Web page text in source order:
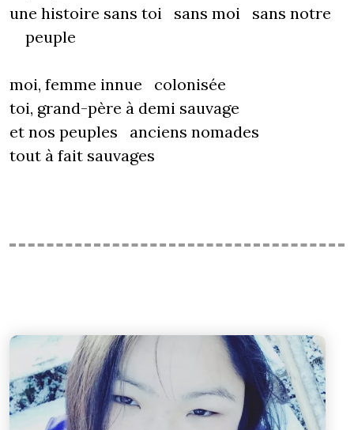
une histoire sans toi sans moi sans notre
peuple
moi, femme innue colonisée
toi, grand-père à demi sauvage
et nos peuples anciens nomades
tout à fait sauvages